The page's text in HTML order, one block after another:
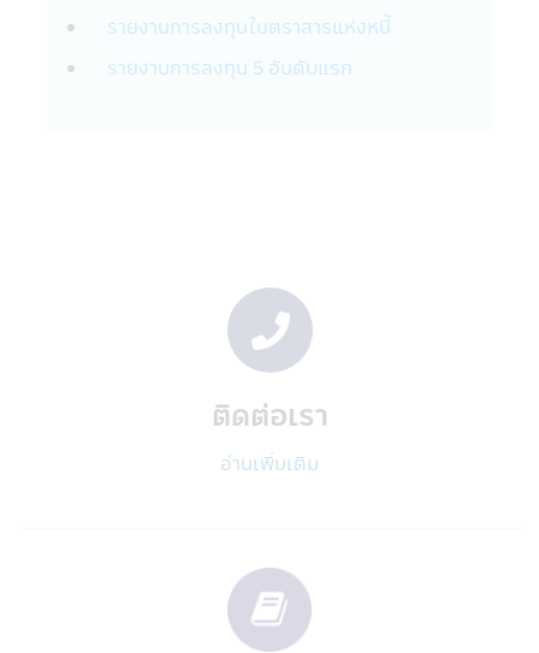
ภายใต้การควบคุมของ พ.ร.บ. หลักทรัพย์และ
ตลาดหลักทรัพย์ พ.ศ. 2535 และบริษัทอาจจะ
ยังมิได้สำรวจถึงการบริการข้อมูล หรือสินค้า
23. อัตราค่าธรรมเนียมการหักเงินลงทุนราย
เดือนจากบัญชีธนาคารของผู้ถือหน่วยลงทุน
สำหรับผู้ลงทุนที่ใช้บริการแผนการลงทุน
อัตโนมัติ (Regular Saving Plan)
- ไม่คิดค่าบริการ สำหรับผู้ลงทุนที่มียอด
เงินลงทุนหักรายเดือนตั้งแต่ 5,000 บาทขึ้นไป
- คิดค่าบริการ 10 บาท ต่อรายการ สำหรับ
มีนาคม 2563 เป็นต้นไป จนกว่าจะมีประกาศ
24. ผู้ลงทุนโปรดศึกษาเงื่อนไขการลงทุนใน
รายงานการลงทุนในตราสารแห่งหนี้
รายงานการลงทุน 5 อันดับแรก
ติดต่อเรา
อ่านเพิ่มเติม